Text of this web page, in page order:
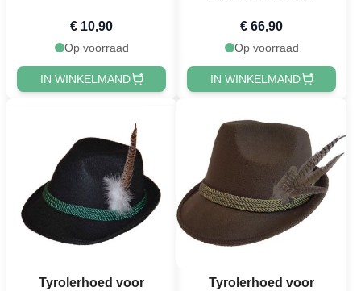
€ 10,90
Op voorraad
IN WINKELMAND
€ 66,90
Op voorraad
IN WINKELMAND
Tyrolerhoed voor
Tyrolerhoed voor